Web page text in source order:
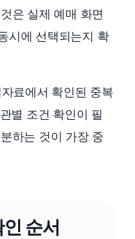
은 실제 예매 화면
시에 선택되는지 확
료에서 확인된 중복
별 조건 확인이 필
하는 것이 가장 중
순서